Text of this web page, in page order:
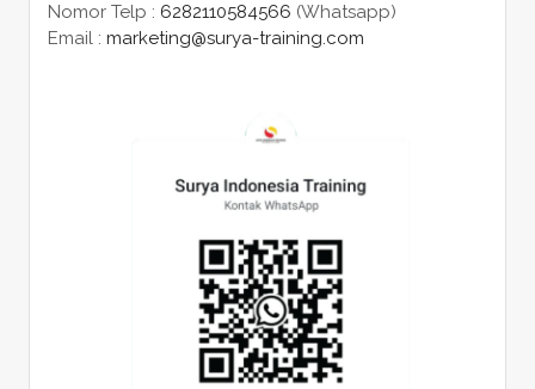
Nomor Telp : 6282110584566 (Whatsapp)
Email : marketing@surya-training.com